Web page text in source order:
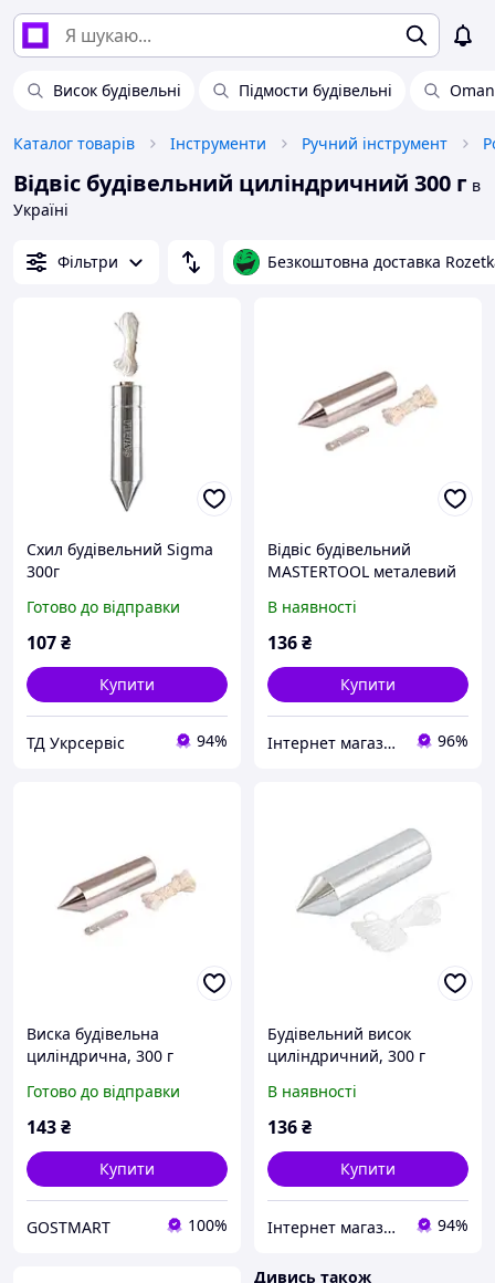
Висок будівельні Підмости будівельні
Каталог товарів Інструменти Ручний інструмент
Відвіс будівельний циліндричний 300 г в
Україні
Фільтри Безкоштовна доставка
Схил будівельний Sigma
300г
Готово до відправки
107₴
Купити
ТД Укрсервіс 94%
Відвіс будівельний
MASTERTOOL металевий
L 5 м 30-0605
В наявності
136₴
Купити
Інтернет магазин "Megotools" 96%
Виска будівельна
циліндрична, 300 г
0605)
Готово до відправки
143₴
Купити
GOSTMART 100%
Будівельний висок
циліндричний, 300 г
В наявності
136₴
Купити
Інтернет магазин SHOP TOOLS 94%
Дивись також